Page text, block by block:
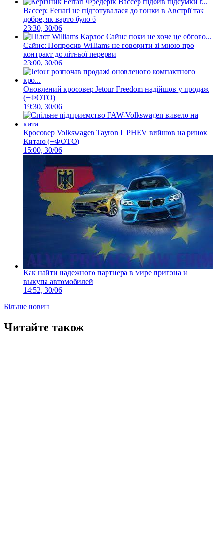
Вассер: Ferrari не підготувалася до гонки в Австрії так
добре, як варто було б
23:30, 30/06
Сайнс: Попросив Williams не говорити зі мною про
контракт до літньої перерви
23:00, 30/06
Оновлений кросовер Jetour Freedom надійшов у продаж
(+ФОТО)
19:30, 30/06
Кросовер Volkswagen Tayron L PHEV вийшов на ринок
Китаю (+ФОТО)
15:00, 30/06
Как найти надежного партнера в мире пригона и
выкупа автомобилей
14:52, 30/06
Більше новин
Читайте також